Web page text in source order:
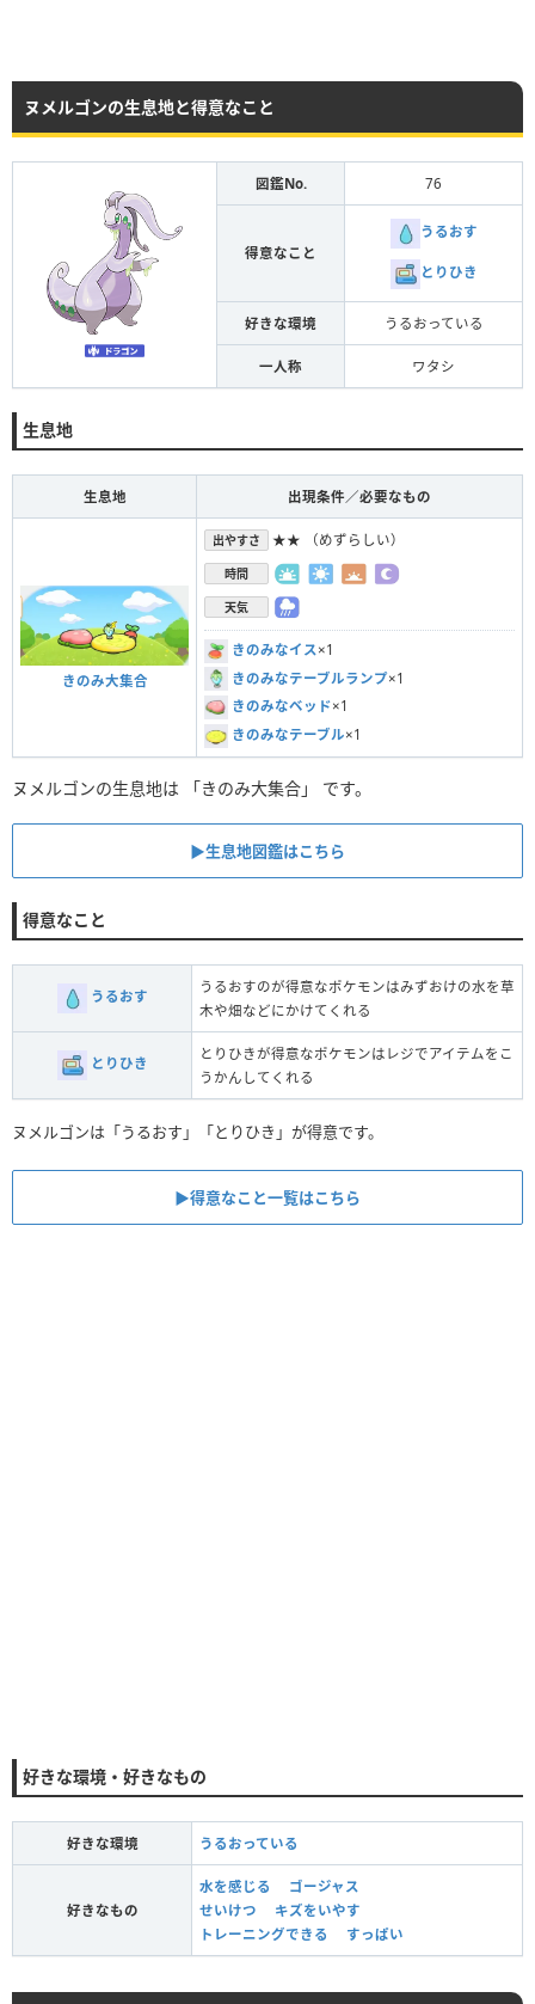
ヌメルゴンの生息地と得意なこと
図鑑No. 76
得意なこと
うるおす
とりひき
好きな環境 うるおっている
一人称 ワタシ
生息地
生息地 出現条件／必要なもの
きのみ大集合
出やすさ ★★ （めずらしい）
時間
天気
きのみなイス ×1
きのみなテーブルランプ×1
きのみなベッド×1
きのみなテーブル×1
ヌメルゴンの生息地は 「きのみ大集合」 です。
▶︎生息地図鑑はこちら
得意なこと
うるおす
うるおすのが得意なポケモンはみずおけの水を草
木や畑などにかけてくれる
とりひき
とりひきが得意なポケモンはレジでアイテムをこ
うかんしてくれる
ヌメルゴンは「うるおす」「とりひき」が得意です。
▶︎得意なこと一覧はこちら
好きな環境・好きなもの
好きな環境 うるおっている
好きなもの
水を感じる
ゴージャス
せいけつ
キズをいやす
トレーニングできる
すっぱい